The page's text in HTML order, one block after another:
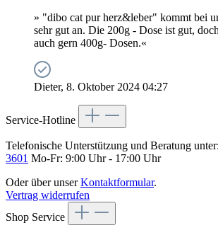
» "dibo cat pur herz&leber" kommt bei
sehr gut an. Die 200g - Dose ist gut,
auch gern 400g- Dosen.«
Dieter, 8. Oktober 2024 04:27
Service-Hotline
Telefonische Unterstützung und Beratung unter:
3601 Mo-Fr: 9:00 Uhr - 17:00 Uhr
Oder über unserKontaktformular.
Vertrag widerrufen
Shop Service